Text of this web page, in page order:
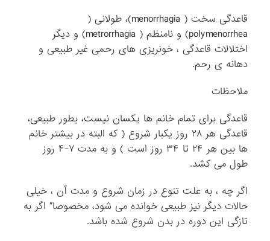
قاعدگی سخت ( menorrhagia)، طولانی (
polymenorrhea) و نامنظم ( metrorrhagia) و دیگر
اختلالات قاعدگی ، خونریزی های رحمی غیر طبیعی و
دهانه ی رحم.
ملاحظات
قاعدگی برای تمام خانم ها یکسان نیست، بطور طبیعی،
قاعدگی هر ۲۸ روز یکبار شروع ( که البته در بیشتر خانم
ها بین هر ۲۴ تا ۳۴ روز است ) و به مدت ۷-۴ روز
طول می کشد.
اگر چه ، به علت تنوع در زمان شروع و مدت آن ، خیلی
حالات دیگر نیز طبیعی خوانده می شود، مخصوصا” اگر به
تازگی این دوره در بدن شروع شده باشد.